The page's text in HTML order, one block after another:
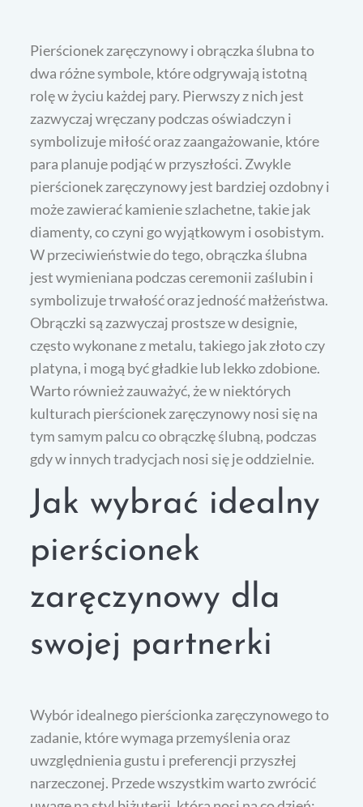
Pierścionek zaręczynowy i obrączka ślubna to
dwa różne symbole, które odgrywają istotną
rolę w życiu każdej pary. Pierwszy z nich jest
zazwyczaj wręczany podczas oświadczyn i
symbolizuje miłość oraz zaangażowanie, które
para planuje podjąć w przyszłości. Zwykle
pierścionek zaręczynowy jest bardziej ozdobny i
może zawierać kamienie szlachetne, takie jak
diamenty, co czyni go wyjątkowym i osobistym.
W przeciwieństwie do tego, obrączka ślubna
jest wymieniana podczas ceremonii zaślubin i
symbolizuje trwałość oraz jedność małżeństwa.
Obrączki są zazwyczaj prostsze w designie,
często wykonane z metalu, takiego jak złoto czy
platyna, i mogą być gładkie lub lekko zdobione.
Warto również zauważyć, że w niektórych
kulturach pierścionek zaręczynowy nosi się na
tym samym palcu co obrączkę ślubną, podczas
gdy w innych tradycjach nosi się je oddzielnie.
Jak wybrać idealny
pierścionek
zaręczynowy dla
swojej partnerki
Wybór idealnego pierścionka zaręczynowego to
zadanie, które wymaga przemyślenia oraz
uwzględnienia gustu i preferencji przyszłej
narzeczonej. Przede wszystkim warto zwrócić